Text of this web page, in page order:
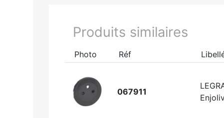
Produits similaires
Photo Réf
067911